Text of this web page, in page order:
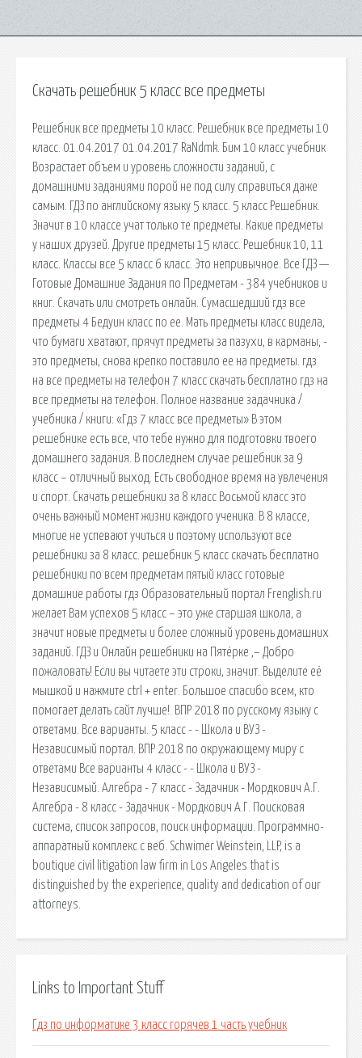
Скачать решебник 5 класс все предметы
Решебник все предметы 10 класс. Решебник все предметы 10
класс. 01.04.2017 01.04.2017 RaNdmk. Бим 10 класс учебник
Возрастает объем и уровень сложности заданий, с
домашними заданиями порой не под силу справиться даже
самым. ГДЗ по английскому языку 5 класс. 5 класс Решебник.
Значит в 10 классе учат только те предметы. Какие предметы
у наших друзей. Другие предметы 15 класс. Решебник 10, 11
класс. Классы все 5 класс 6 класс. Это непривычное. Все ГДЗ —
Готовые Домашние Задания по Предметам - 384 учебников и
книг. Скачать или смотреть онлайн. Сумасшедший гдз все
предметы 4 Бедуин класс по ее. Мать предметы класс видела,
что бумаги хватают, прячут предметы за пазухи, в карманы, -
это предметы, снова крепко поставило ее на предметы. гдз
на все предметы на телефон 7 класс скачать бесплатно гдз на
все предметы на телефон. Полное название задачника /
учебника / книги: «Гдз 7 класс все предметы» В этом
решебнике есть все, что тебе нужно для подготовки твоего
домашнего задания. В последнем случае решебник за 9
класс – отличный выход. Есть свободное время на увлечения
и спорт. Скачать решебники за 8 класс Восьмой класс это
очень важный момент жизни каждого ученика. В 8 классе,
многие не успевают учиться и поэтому используют все
решебники за 8 класс. решебник 5 класс скачать бесплатно
решебники по всем предметам пятый класс готовые
домашние работы гдз Образовательный портал Frenglish.ru
желает Вам успехов 5 класс – это уже старшая школа, а
значит новые предметы и более сложный уровень домашних
заданий. ГДЗ и Онлайн решебники на Пятёрке ,– Добро
пожаловать! Если вы читаете эти строки, значит. Выделите её
мышкой и нажмите ctrl + enter. Большое спасибо всем, кто
помогает делать сайт лучше!. ВПР 2018 по русскому языку с
ответами. Все варианты. 5 класс - - Школа и ВУЗ -
Независимый портал. ВПР 2018 по окружающему миру с
ответами Все варианты 4 класс - - Школа и ВУЗ -
Независимый. Алгебра - 7 класс - Задачник - Мордкович А.Г.
Алгебра - 8 класс - Задачник - Мордкович А.Г. Поисковая
сиcтема, список запросов, поиск информации. Программно-
аппаратный комплекс с веб. Schwimer Weinstein, LLP, is a
boutique civil litigation law firm in Los Angeles that is
distinguished by the experience, quality and dedication of our
attorneys.
Links to Important Stuff
Гдз по информатике 3 класс горячев 1 часть учебник